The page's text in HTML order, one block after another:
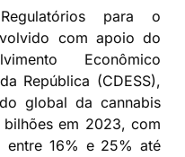
para o
com apoio do
Econômico
República (CDESS),
global da cannabis
em 2023, com
entre 16% e 25% até